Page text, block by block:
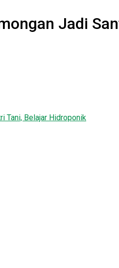
Jadi